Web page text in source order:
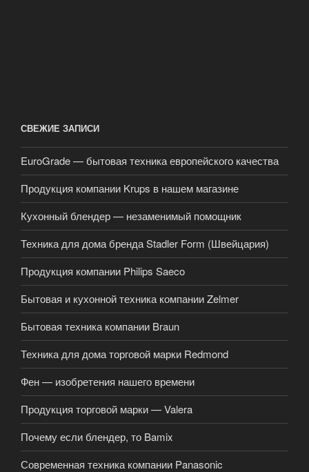
СВЕЖИЕ ЗАПИСИ
EuroGrade — бытовая техника европейского качества
Продукция компании Krups в нашем магазине
Кухонный блендер — незаменимый помощник
Техника для дома бренда Stadler Form (Швейцария)
Продукция компании Philips Saeco
Бытовая и кухонной техника компании Zelmer
Бытовая техника компании Braun
Техника для дома торговой марки Redmond
Фен — изобретения нашего времени
Продукция торговой марки — Valera
Почему если блендер, то Bamix
Современная техника компании Panasonic